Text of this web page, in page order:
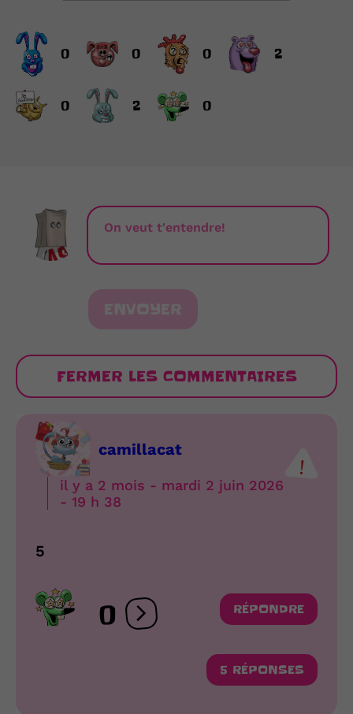
0 0 0 2
0 2 0
ENVOYER
FERMER LES COMMENTAIRES
camillacat
il y a 2 mois - mardi 2 juin 2026
- 19 h 38
5
0 Ouvrir les réactions
RÉPONDRE
5 RÉPONSES